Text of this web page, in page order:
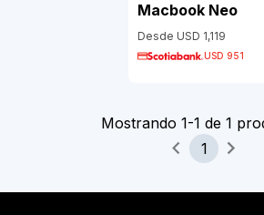
Macbook Neo
Desde USD 1,119
USD 951
Mostrando 1-1 de 1
1